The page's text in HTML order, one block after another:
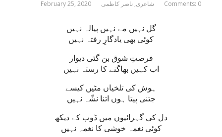
February 25, 2020 شاعری,ناصر کاظمی Comments: 0
گل نہیں مے نہیں پیالہ نہیں
کوئی بھی یادگارِ رفتہ نہیں
فرصتِ شوق بن گئی دیوار
اب کہیں بھاگنے کا رستہ نہیں
ہوش کی تلخیاں مٹیں کیسے
جتنی پیتا ہوں اتنا نشّہ نہیں
دل کی گہرائیوں میں ڈوب کے دیکھ
کوئی نغمہ خوشی کا نغمہ نہیں